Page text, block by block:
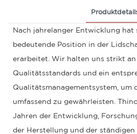
Nach jahrelanger Entwicklung hat
bedeutende Position in der
erarbeitet. Wir halten uns strikt
Qualitätsstandards und ein
Qualitätsmanagementsystem, um
umfassend zu gewährleisten.
Jahren der Entwicklung,
der Herstellung und der ständigen